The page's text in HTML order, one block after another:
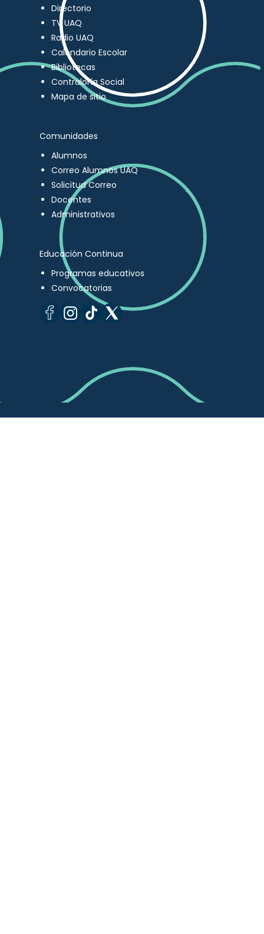
Directorio
TV UAQ
Radio UAQ
Calendario Escolar
Bibliotecas
Contraloría Social
Mapa de sitio
Comunidades
Alumnos
Correo Alumnos UAQ
Solicitud Correo
Docentes
Administrativos
Educación Continua
Programas educativos
Convocatorias